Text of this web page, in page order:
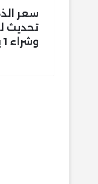
سعر
تحديث
وشراء 1 يوليو 2025